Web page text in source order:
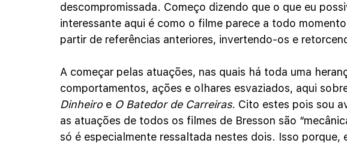
descompromissada. Começo dizendo que o que eu
interessante aqui é como o filme parece a todo
partir de referências anteriores, invertendo-os e
A começar pelas atuações, nas quais há toda uma
comportamentos, ações e olhares esvaziados, aqui
Dinheiro e O Batedor de Carreiras. Cito estes pois sou
as atuações de todos os filmes de Bresson são
só é especialmente ressaltada nestes dois. Isso porque,